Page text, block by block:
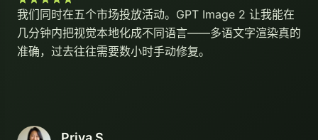
我们同时在五个市场投放活动。GPT Image 2 让我能在
几分钟内把视觉本地化成不同语言——多语文字渲染真的
准确，过去往往需要数小时手动修复。